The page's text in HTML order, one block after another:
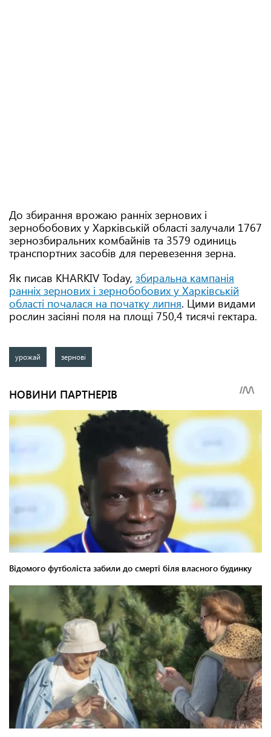
До збирання врожаю ранніх зернових і
зернобобових у Харківській області залучали 1767
зернозбиральних комбайнів та 3579 одиниць
транспортних засобів для перевезення зерна.
Як писав KHARKIV Today, збиральна кампанія
ранніх зернових і зернобобових у Харківській
області почалася на початку липня. Цими видами
рослин засіяні поля на площі 750,4 тисячі гектара.
урожай зернові